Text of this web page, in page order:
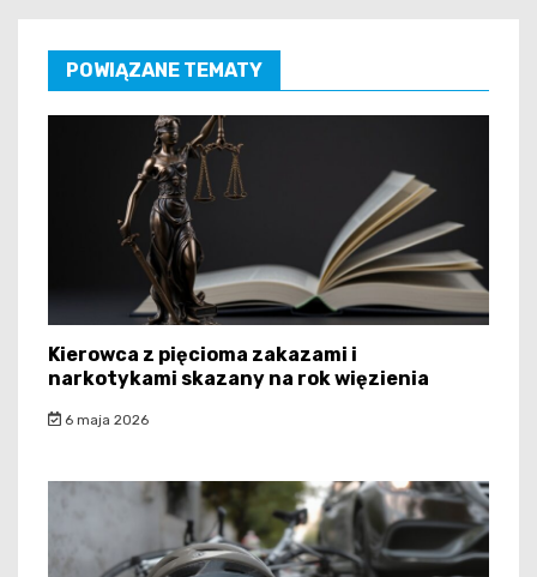
POWIĄZANE TEMATY
Kierowca z pięcioma zakazami i
narkotykami skazany na rok więzienia
6 maja 2026